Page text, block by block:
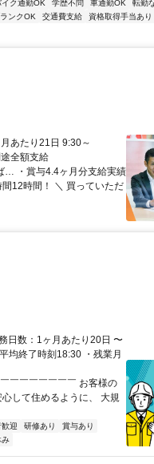
イク通勤OK 学歴不問 車通勤OK 転勤
ンクOK 交通費支給 資格取得手当あり
あたり21日 9:30～
全額支給
… ・賞与4.4ヶ月分支給実績
12時間！ ＼ 買っていただ
日数：1ヶ月あたり20日 〜
均終了時刻18:30 ・残業月
￣￣￣￣￣￣￣ お客様の
して住めるように、 大規
迎 研修あり
賞与あり
み